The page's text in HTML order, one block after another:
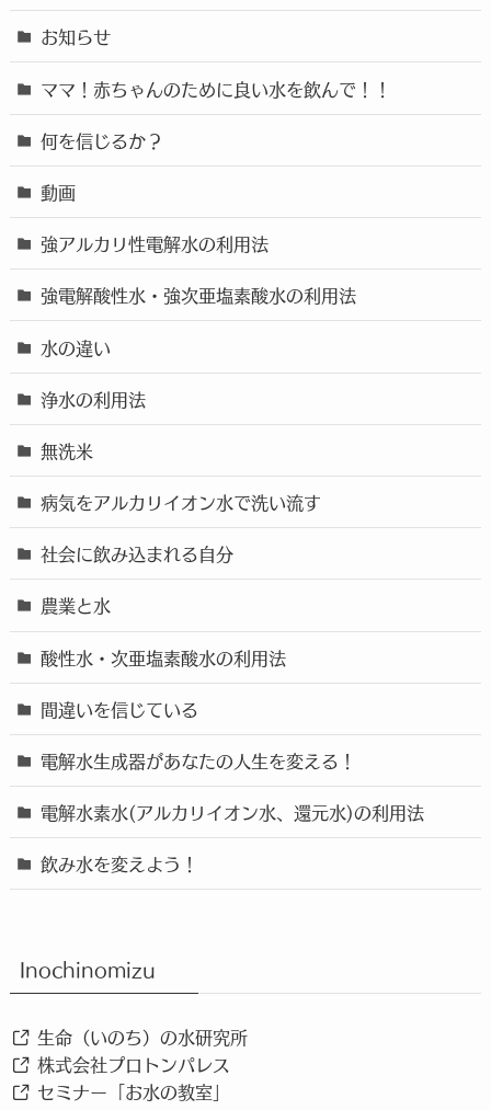
お知らせ
ママ！赤ちゃんのために良い水を飲んで！！
何を信じるか？
動画
強アルカリ性電解水の利用法
強電解酸性水・強次亜塩素酸水の利用法
水の違い
浄水の利用法
無洗米
病気をアルカリイオン水で洗い流す
社会に飲み込まれる自分
農業と水
酸性水・次亜塩素酸水の利用法
間違いを信じている
電解水生成器があなたの人生を変える！
電解水素水(アルカリイオン水、還元水)の利用法
飲み水を変えよう！
Inochinomizu
生命（いのち）の水研究所
株式会社プロトンパレス
セミナー「お水の教室」